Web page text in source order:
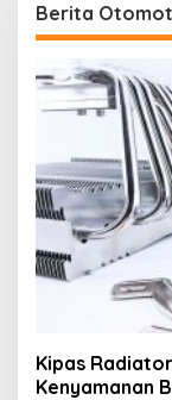
Berita
Kipas
Kenyamanan